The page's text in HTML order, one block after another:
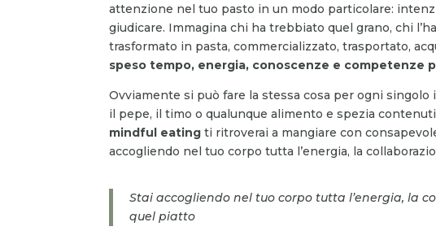
attenzione nel tuo pasto in un modo particolare:
giudicare. Immagina chi ha trebbiato quel grano, chi
trasformato in pasta, commercializzato, trasportato,
speso tempo, energia, conoscenze e competenze
Ovviamente si può fare la stessa cosa per ogni singolo
il pepe, il timo o qualunque alimento e spezia
mindful eating ti ritroverai a mangiare con
accogliendo nel tuo corpo tutta l’energia, la
Stai accogliendo nel tuo corpo tutta l’energia, la
quel piatto